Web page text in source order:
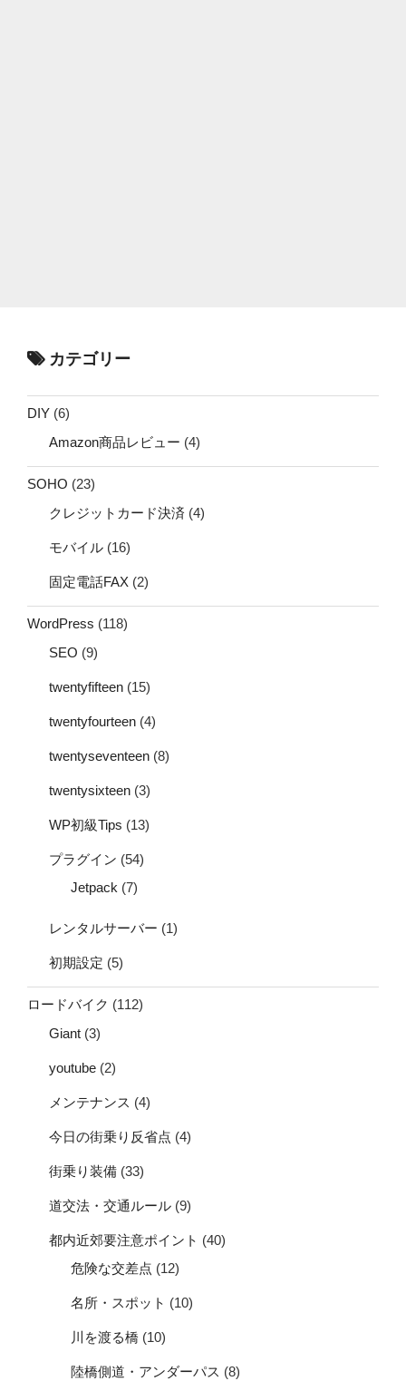
カテゴリー
DIY (6)
Amazon商品レビュー (4)
SOHO (23)
クレジットカード決済 (4)
モバイル (16)
固定電話FAX (2)
WordPress (118)
SEO (9)
twentyfifteen (15)
twentyfourteen (4)
twentyseventeen (8)
twentysixteen (3)
WP初級Tips (13)
プラグイン (54)
Jetpack (7)
レンタルサーバー (1)
初期設定 (5)
ロードバイク (112)
Giant (3)
youtube (2)
メンテナンス (4)
今日の街乗り反省点 (4)
街乗り装備 (33)
道交法・交通ルール (9)
都内近郊要注意ポイント (40)
危険な交差点 (12)
名所・スポット (10)
川を渡る橋 (10)
陸橋側道・アンダーパス (8)